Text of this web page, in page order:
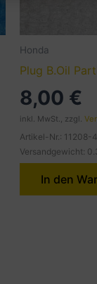
Honda
Plug B.Oil
8,00 €
inkl. MwSt., zzgl.
Artikel-Nr.: 11208-
Versandgewicht:
In den